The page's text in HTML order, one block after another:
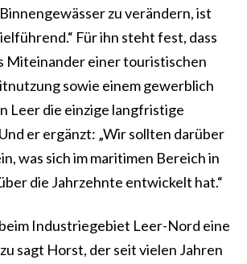
zu verändern, ist
Für ihn steht fest, dass
Miteinander einer touristischen
sowie einem gewerblich
Leer die einzige langfristige
er ergänzt: „Wir sollten darüber
was sich im maritimen Bereich in
die Jahrzehnte entwickelt hat.“
Industriegebiet Leer-Nord eine
sagt Horst, der seit vielen Jahren